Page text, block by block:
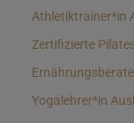
Athletiktrainer*in
Zertifizierte
Yogalehrer*in